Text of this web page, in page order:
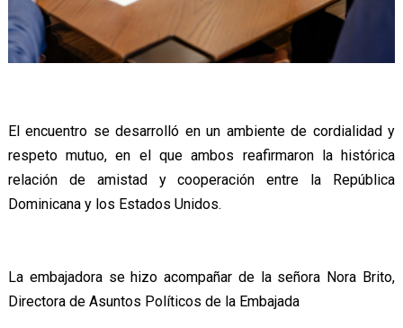
El encuentro se desarrolló en un ambiente de cordialidad y
respeto mutuo, en el que ambos reafirmaron la histórica
relación de amistad y cooperación entre la República
Dominicana y los Estados Unidos.
La embajadora se hizo acompañar de la señora Nora Brito,
Directora de Asuntos Políticos de la Embajada